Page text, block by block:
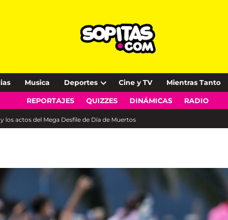
Musica Deportes
Open
dropdown
Cine y TV Mientras Tanto
REPORTAJES QUIZZES DINÁMICAS RADIO
los actos del Mega Desfile de Día de Muertos